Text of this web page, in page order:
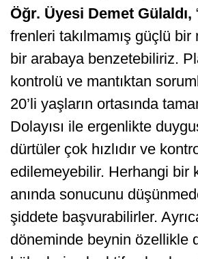
Öğr. Üyesi Demet Gülaldı,
frenleri takılmamış güçlü
bir arabaya benzetebiliriz.
kontrolü ve mantıktan
20’li yaşların ortasında
Dolayısı ile ergenlikte
dürtüler çok hızlıdır ve
edilemeyebilir. Herhangi bir
anında sonucunu
şiddete başvurabilirler.
döneminde beynin özellikle